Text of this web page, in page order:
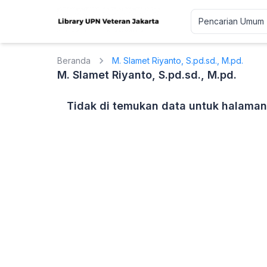
Beranda M. Slamet Riyanto, S.pd.sd., M.pd.
M. Slamet Riyanto, S.pd.sd., M.pd.
Tidak di temukan data untuk